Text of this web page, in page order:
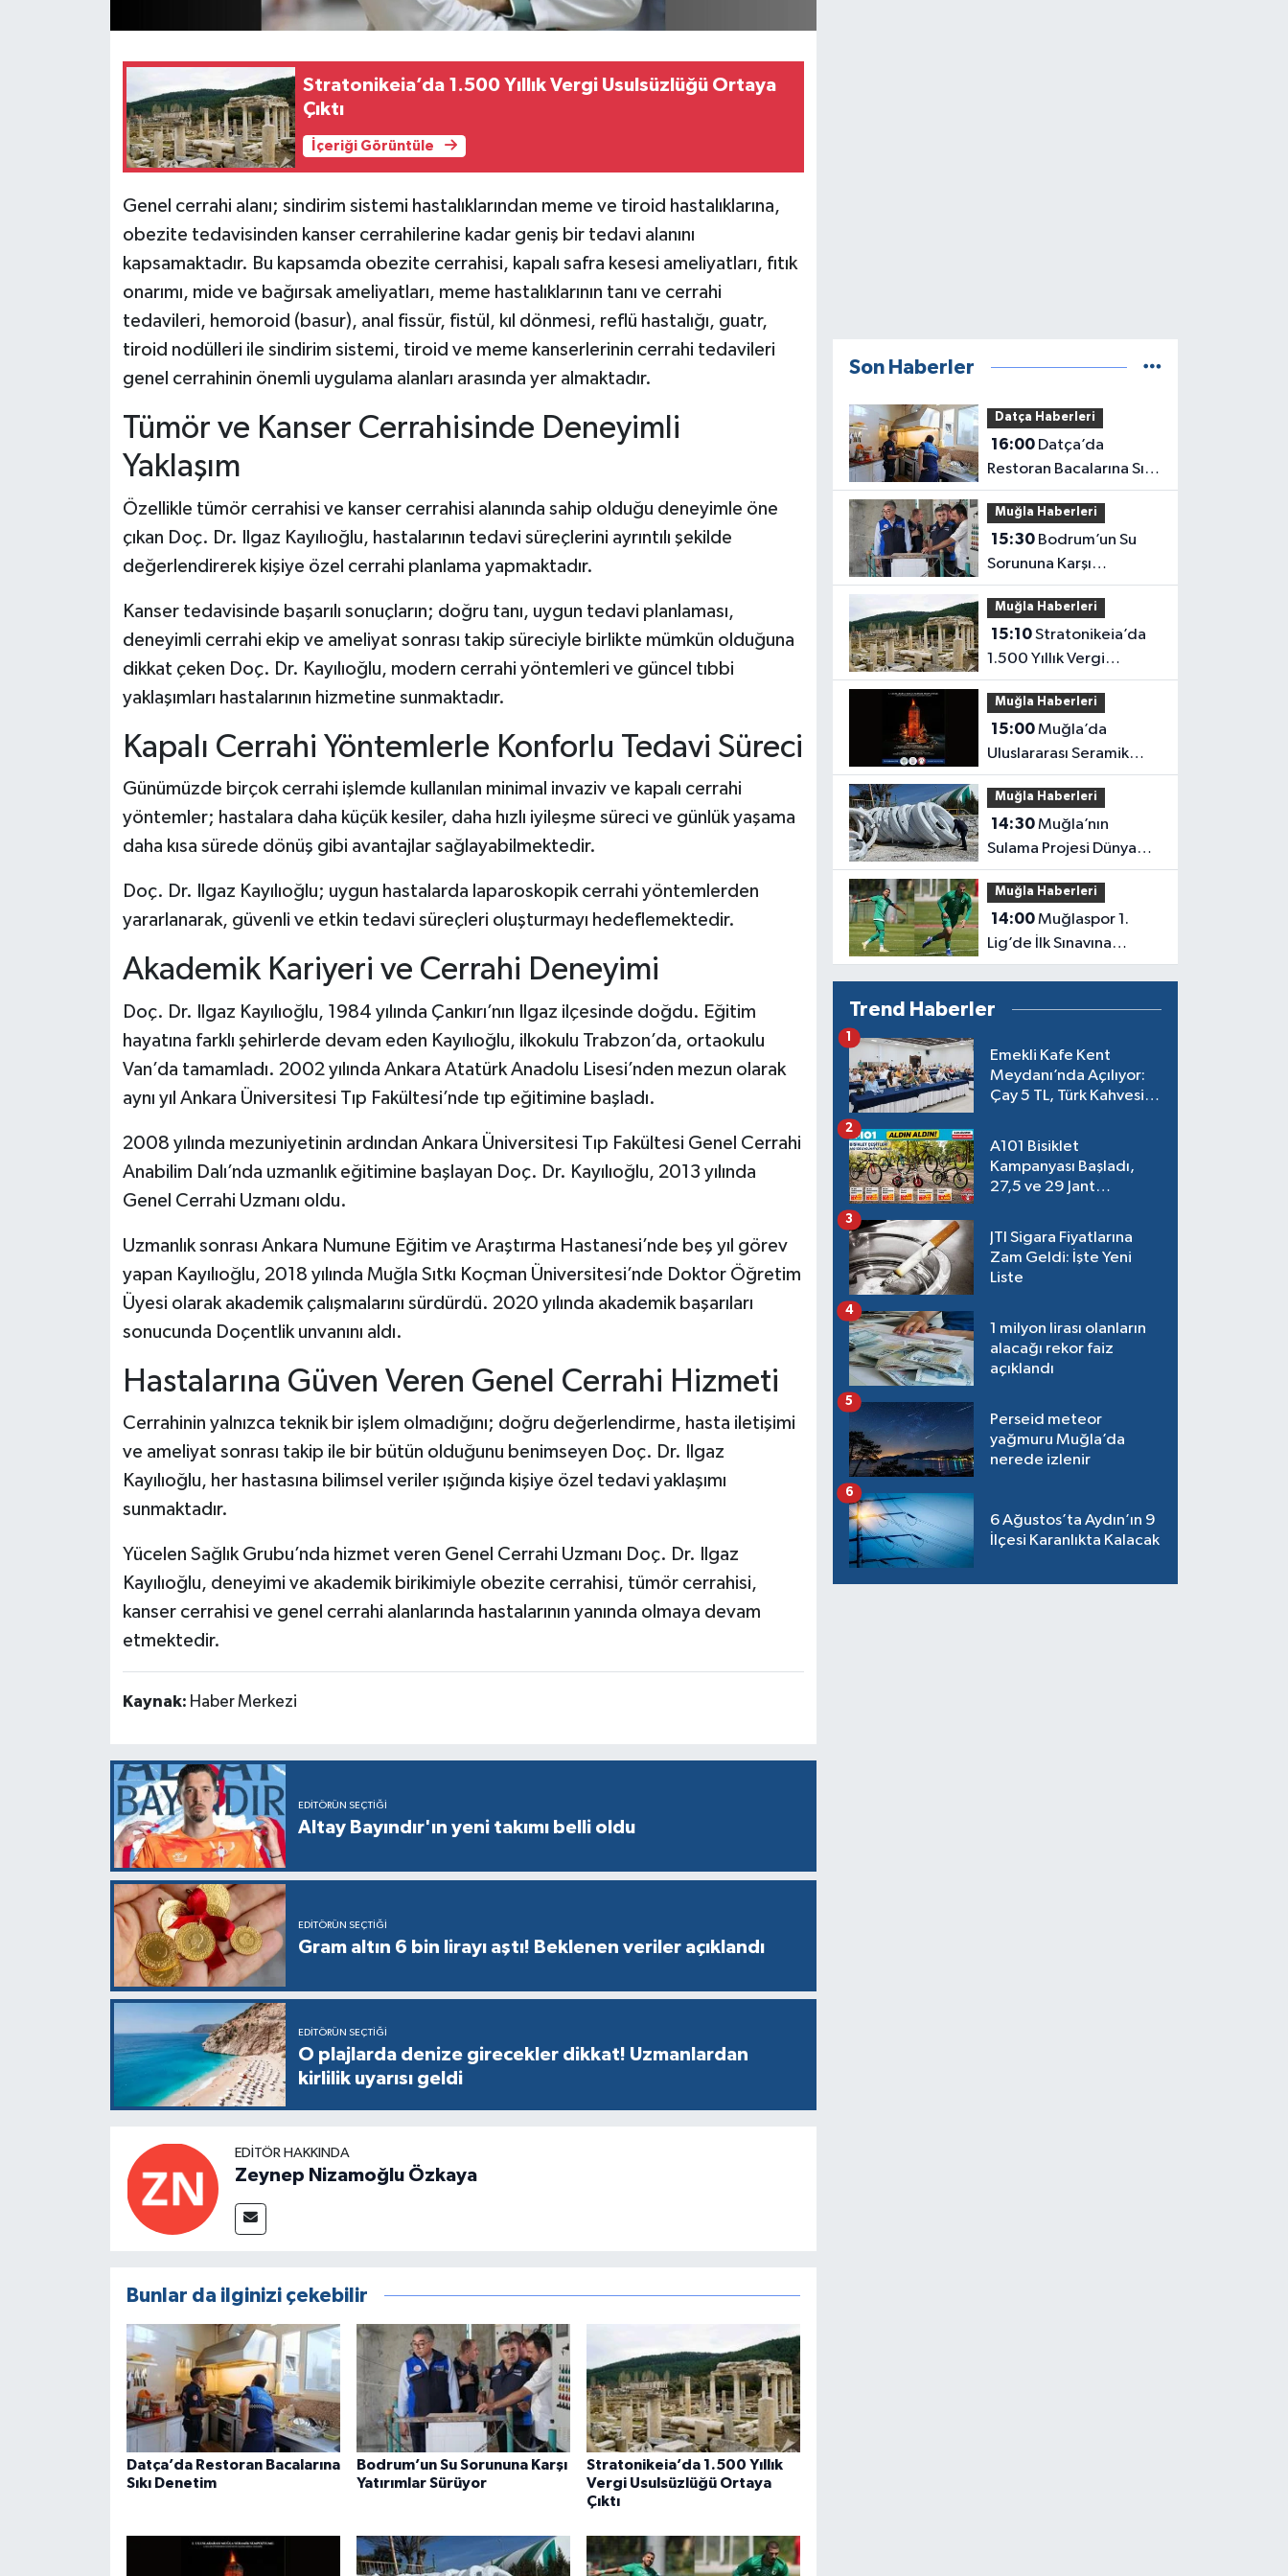
Stratonikeia’da 1.500 Yıllık Vergi Usulsüzlüğü Ortaya
Çıktı
İçeriği Görüntüle
Genel cerrahi alanı; sindirim sistemi hastalıklarından meme ve tiroid hastalıklarına,
obezite tedavisinden kanser cerrahilerine kadar geniş bir tedavi alanını
kapsamaktadır. Bu kapsamda obezite cerrahisi, kapalı safra kesesi ameliyatları, fıtık
onarımı, mide ve bağırsak ameliyatları, meme hastalıklarının tanı ve cerrahi
tedavileri, hemoroid (basur), anal fissür, fistül, kıl dönmesi, reflü hastalığı, guatr,
tiroid nodülleri ile sindirim sistemi, tiroid ve meme kanserlerinin cerrahi tedavileri
genel cerrahinin önemli uygulama alanları arasında yer almaktadır.
Tümör ve Kanser Cerrahisinde Deneyimli
Yaklaşım
Özellikle tümör cerrahisi ve kanser cerrahisi alanında sahip olduğu deneyimle öne
çıkan Doç. Dr. Ilgaz Kayılıoğlu, hastalarının tedavi süreçlerini ayrıntılı şekilde
değerlendirerek kişiye özel cerrahi planlama yapmaktadır.
Kanser tedavisinde başarılı sonuçların; doğru tanı, uygun tedavi planlaması,
deneyimli cerrahi ekip ve ameliyat sonrası takip süreciyle birlikte mümkün olduğuna
dikkat çeken Doç. Dr. Kayılıoğlu, modern cerrahi yöntemleri ve güncel tıbbi
yaklaşımları hastalarının hizmetine sunmaktadır.
Kapalı Cerrahi Yöntemlerle Konforlu Tedavi Süreci
Günümüzde birçok cerrahi işlemde kullanılan minimal invaziv ve kapalı cerrahi
yöntemler; hastalara daha küçük kesiler, daha hızlı iyileşme süreci ve günlük yaşama
daha kısa sürede dönüş gibi avantajlar sağlayabilmektedir.
Doç. Dr. Ilgaz Kayılıoğlu; uygun hastalarda laparoskopik cerrahi yöntemlerden
yararlanarak, güvenli ve etkin tedavi süreçleri oluşturmayı hedeflemektedir.
Akademik Kariyeri ve Cerrahi Deneyimi
Doç. Dr. Ilgaz Kayılıoğlu, 1984 yılında Çankırı’nın Ilgaz ilçesinde doğdu. Eğitim
hayatına farklı şehirlerde devam eden Kayılıoğlu, ilkokulu Trabzon’da, ortaokulu
Van’da tamamladı. 2002 yılında Ankara Atatürk Anadolu Lisesi’nden mezun olarak
aynı yıl Ankara Üniversitesi Tıp Fakültesi’nde tıp eğitimine başladı.
2008 yılında mezuniyetinin ardından Ankara Üniversitesi Tıp Fakültesi Genel Cerrahi
Anabilim Dalı’nda uzmanlık eğitimine başlayan Doç. Dr. Kayılıoğlu, 2013 yılında
Genel Cerrahi Uzmanı oldu.
Uzmanlık sonrası Ankara Numune Eğitim ve Araştırma Hastanesi’nde beş yıl görev
yapan Kayılıoğlu, 2018 yılında Muğla Sıtkı Koçman Üniversitesi’nde Doktor Öğretim
Üyesi olarak akademik çalışmalarını sürdürdü. 2020 yılında akademik başarıları
sonucunda Doçentlik unvanını aldı.
Hastalarına Güven Veren Genel Cerrahi Hizmeti
Cerrahinin yalnızca teknik bir işlem olmadığını; doğru değerlendirme, hasta iletişimi
ve ameliyat sonrası takip ile bir bütün olduğunu benimseyen Doç. Dr. Ilgaz
Kayılıoğlu, her hastasına bilimsel veriler ışığında kişiye özel tedavi yaklaşımı
sunmaktadır.
Yücelen Sağlık Grubu’nda hizmet veren Genel Cerrahi Uzmanı Doç. Dr. Ilgaz
Kayılıoğlu, deneyimi ve akademik birikimiyle obezite cerrahisi, tümör cerrahisi,
kanser cerrahisi ve genel cerrahi alanlarında hastalarının yanında olmaya devam
etmektedir.
Kaynak: Haber Merkezi
EDITÖRÜN SEÇTIĞI
Altay Bayındır'ın yeni takımı belli oldu
EDITÖRÜN SEÇTIĞI
Gram altın 6 bin lirayı aştı! Beklenen veriler açıklandı
EDITÖRÜN SEÇTIĞI
O plajlarda denize girecekler dikkat! Uzmanlardan
kirlilik uyarısı geldi
EDITÖR HAKKINDA
Zeynep Nizamoğlu Özkaya
Bunlar da ilginizi çekebilir
Datça’da Restoran Bacalarına
Sıkı Denetim
Bodrum’un Su Sorununa Karşı
Yatırımlar Sürüyor
Stratonikeia’da 1.500 Yıllık
Vergi Usulsüzlüğü Ortaya
Çıktı
Son Haberler
Datça Haberleri
16:00Datça’da
Restoran Bacalarına Sıkı
Denetim
Muğla Haberleri
15:30Bodrum’un Su
Sorununa Karşı
Yatırımlar Sürüyor
Muğla Haberleri
15:10Stratonikeia’da
1.500 Yıllık Vergi
Usulsüzlüğü Ortaya
Çıktı
Muğla Haberleri
15:00Muğla’da
Uluslararası Seramik
Buluşması
Muğla Haberleri
14:30Muğla’nın
Sulama Projesi Dünya
Finalinde
Muğla Haberleri
14:00Muğlaspor 1.
Lig’de İlk Sınavına
Çıkıyor
Trend Haberler
Emekli Kafe Kent
Meydanı’nda Açılıyor:
Çay 5 TL, Türk Kahvesi
1
A101 Bisiklet
Kampanyası Başladı,
27,5 ve 29 Jant
2
JTI Sigara Fiyatlarına
Zam Geldi: İşte Yeni
Liste
3
1 milyon lirası olanların
alacağı rekor faiz
açıklandı
4
Perseid meteor
yağmuru Muğla’da
nerede izlenir
5
6 Ağustos’ta Aydın’ın 9
İlçesi Karanlıkta Kalacak
6